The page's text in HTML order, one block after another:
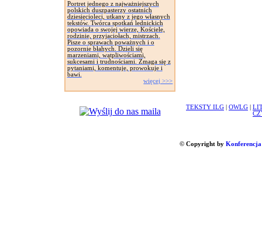
Portret jednego z najważniejszych
polskich duszpasterzy ostatnich
dziesięcioleci, utkany z jego własnych
tekstów. Twórca spotkań lednickich
opowiada o swojej wierze, Kościele,
rodzinie, przyjaciołach, mistrzach.
Pisze o sprawach poważnych i o
pozornie błahych. Dzieli się
marzeniami, wątpliwościami,
sukcesami i trudnościami. Zmaga się z
pytaniami, komentuje, prowokuje i
bawi.
więcej >>>
TEKSTY ILG OWLG
© Copyright by Konferencja